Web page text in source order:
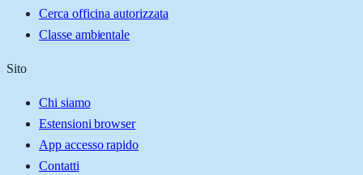
Cerca officina autorizzata
Classe ambientale
Sito
Chi siamo
Estensioni browser
App accesso rapido
Contatti